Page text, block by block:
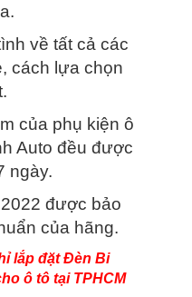
về tất cả các
cách lựa chọn
của phụ kiện ô
Auto đều được
ngày.
được bảo
của hãng.
lắp đặt Đèn Bi
ô tô tại TPHCM